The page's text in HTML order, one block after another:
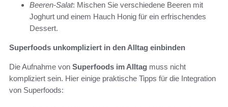
Beeren-Salat: Mischen Sie verschiedene Beeren mit
Joghurt und einem Hauch Honig für ein erfrischendes
Dessert.
Superfoods unkompliziert in den Alltag einbinden
Die Aufnahme von Superfoods im Alltag muss nicht
kompliziert sein. Hier einige praktische Tipps für die Integration
von Superfoods: